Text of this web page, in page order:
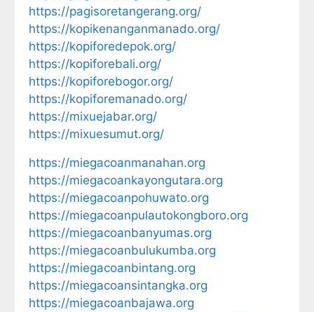
https://pagisoretangerang.org/
https://kopikenanganmanado.org/
https://kopiforedepok.org/
https://kopiforebali.org/
https://kopiforebogor.org/
https://kopiforemanado.org/
https://mixuejabar.org/
https://mixuesumut.org/
https://miegacoanmanahan.org
https://miegacoankayongutara.org
https://miegacoanpohuwato.org
https://miegacoanpulautokongboro.org
https://miegacoanbanyumas.org
https://miegacoanbulukumba.org
https://miegacoanbintang.org
https://miegacoansintangka.org
https://miegacoanbajawa.org